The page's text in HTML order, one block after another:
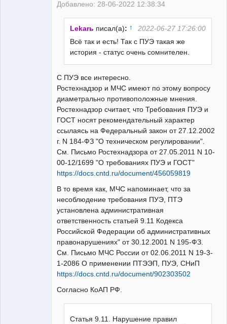
Добавлено: 28-06-2022 12:38:34
Lekarь писал(а): ↑
2022-06-27 17:26:00
Всё так и есть! Так с ПУЭ такая же
история - статус очень сомнителен.
С ПУЭ все интересно.
Ростехнадзор и МЧС имеют по этому вопросу
диаметрально противоположные мнения.
Ростехнадзор считает, что Требования ПУЭ и
ГОСТ носят рекомендательный характер
ссылаясь на Федеральный закон от 27.12.2002
г. N 184-ФЗ "О техническом регулировании".
См. Письмо Ростехнадзора от 27.05.2011 N 10-
00-12/1699 "О требованиях ПУЭ и ГОСТ"
https://docs.cntd.ru/document/456059819
В то время как, МЧС напоминает, что за
несоблюдение требования ПУЭ, ПТЭ
установлена административная
ответственность статьей 9.11 Кодекса
Российской Федерации об административных
правонарушениях" от 30.12.2001 N 195-ФЗ.
См. Письмо МЧС России от 02.06.2011 N 19-3-
1-2086 О применении ПТЭЭП, ПУЭ, СНиП
https://docs.cntd.ru/document/902303502
Согласно КоАП РФ.
Статья 9.11. Нарушение правил